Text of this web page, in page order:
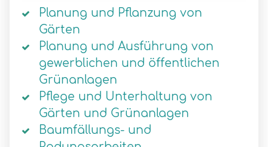
Planung und Pflanzung von
Gärten
Planung und Ausführung von
gewerblichen und öffentlichen
Grünanlagen
Pflege und Unterhaltung von
Gärten und Grünanlagen
Baumfällungs- und